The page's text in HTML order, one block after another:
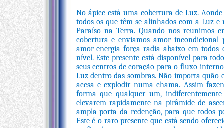
No ápice está uma cobertura de Luz.
todos os que têm se alinhados com a Luz
Paraíso na Terra. Quando nos reunimos
cobertura e enviamos amor
amor-energia força radia abaixo em
nível. Este presente está disponível para
seus centros de coração para o fluxo
Luz dentro das sombras. Não importa quão
acesa e explodir numa chama. Assim
forma que qualquer um,
elevarem rapidamente na pirâmide de
ampla porta da redenção, para que todos
Este é o raro presente que está sendo